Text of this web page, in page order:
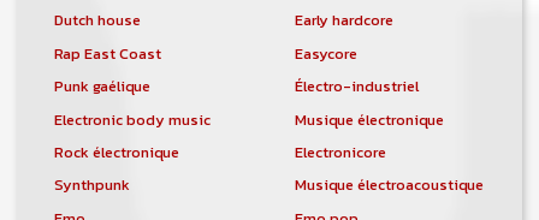
Dutch house
Early hardcore
Rap East Coast
Easycore
Punk gaélique
Électro-industriel
Electronic body music
Musique électronique
Rock électronique
Electronicore
Synthpunk
Musique électroacoustique